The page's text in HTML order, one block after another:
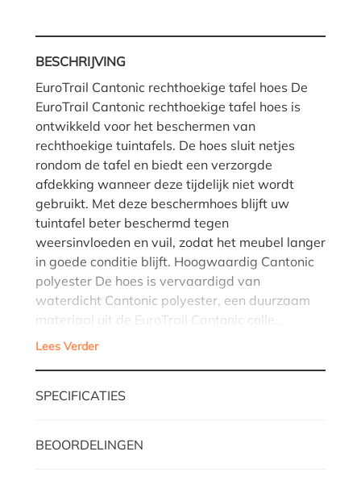
BESCHRIJVING
EuroTrail Cantonic rechthoekige tafel hoes De
EuroTrail Cantonic rechthoekige tafel hoes is
ontwikkeld voor het beschermen van
rechthoekige tuintafels. De hoes sluit netjes
rondom de tafel en biedt een verzorgde
afdekking wanneer deze tijdelijk niet wordt
gebruikt. Met deze beschermhoes blijft uw
tuintafel beter beschermd tegen
weersinvloeden en vuil, zodat het meubel langer
in goede conditie blijft. Hoogwaardig Cantonic
polyester De hoes is vervaardigd van
waterdicht Cantonic polyester, een duurzaam
materiaal uit de EuroTrail Cantonic colle…
Lees Verder
SPECIFICATIES
BEOORDELINGEN